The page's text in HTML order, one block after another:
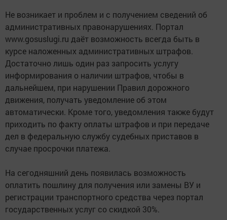
Не возникает и проблем и с получением сведений об
административных правонарушениях. Портал
www.gosuslugi.ru даёт возможность всегда быть в
курсе наложенных административных штрафов.
Достаточно лишь один раз запросить услугу
информирования о наличии штрафов, чтобы в
дальнейшем, при нарушении Правил дорожного
движения, получать уведомление об этом
автоматически. Кроме того, уведомления также будут
приходить по факту оплаты штрафов и при передаче
дел в федеральную службу судебных приставов в
случае просрочки платежа.
На сегодняшний день появилась возможность
оплатить пошлину для получения или замены ВУ и
регистрации транспортного средства через портал
государственных услуг со скидкой 30%.